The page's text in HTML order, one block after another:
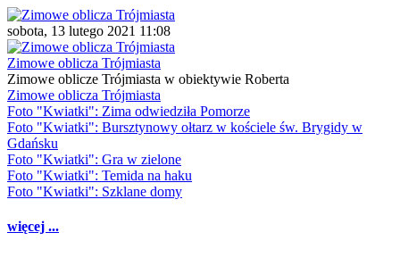
sobota, 13 lutego 2021 11:08
Zimowe oblicza Trójmiasta
Zimowe oblicze Trójmiasta w obiektywie Roberta
Zimowe oblicza Trójmiasta
Foto "Kwiatki": Zima odwiedziła Pomorze
Foto "Kwiatki": Bursztynowy ołtarz w kościele św. Brygidy w
Gdańsku
Foto "Kwiatki": Gra w zielone
Foto "Kwiatki": Temida na haku
Foto "Kwiatki": Szklane domy
więcej ...